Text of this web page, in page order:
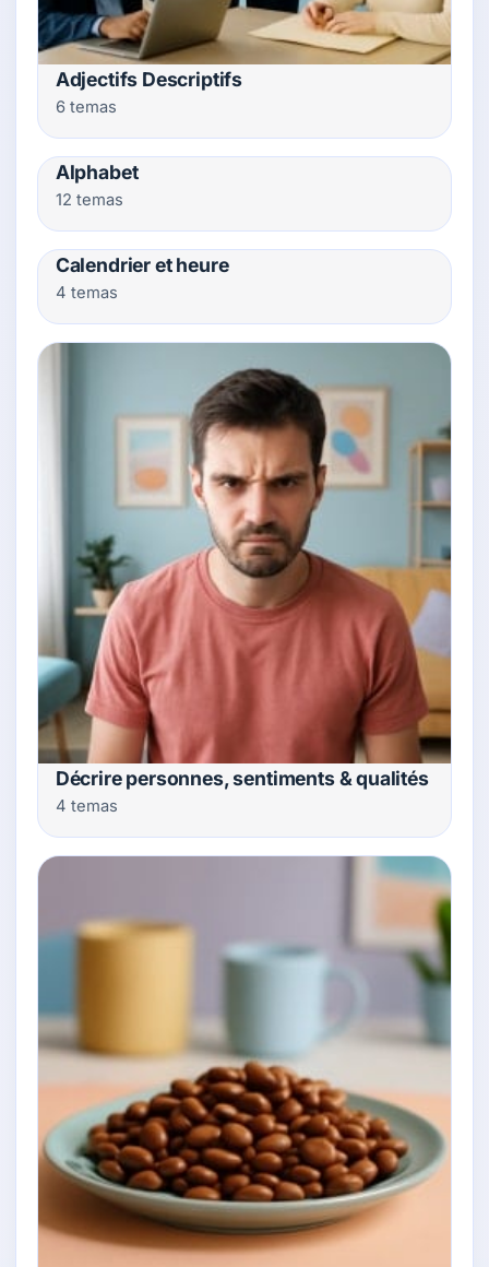
Adjectifs Descriptifs
6 temas
Alphabet
12 temas
Calendrier et heure
4 temas
Décrire personnes, sentiments & qualités
4 temas